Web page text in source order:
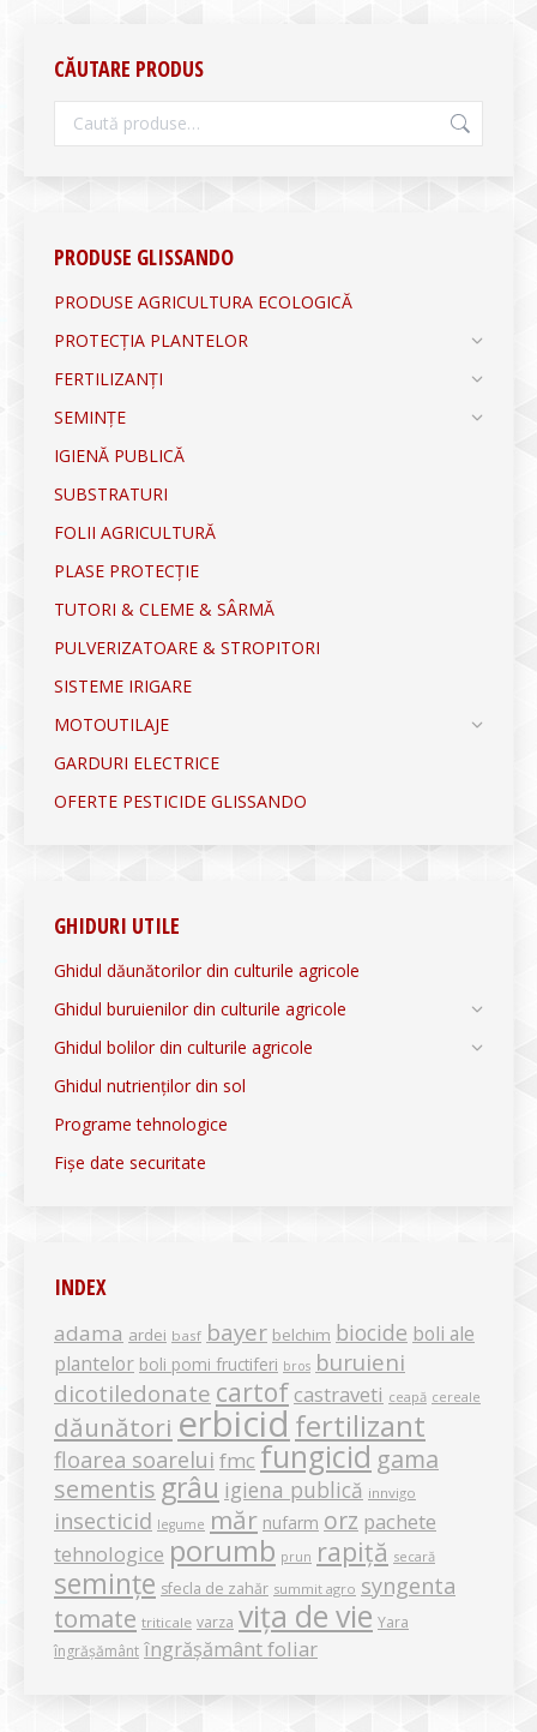
CĂUTARE PRODUS
PRODUSE GLISSANDO
PRODUSE AGRICULTURA ECOLOGICĂ
PROTECȚIA PLANTELOR
FERTILIZANȚI
SEMINȚE
IGIENĂ PUBLICĂ
SUBSTRATURI
FOLII AGRICULTURĂ
PLASE PROTECȚIE
TUTORI & CLEME & SÂRMĂ
PULVERIZATOARE & STROPITORI
SISTEME IRIGARE
MOTOUTILAJE
GARDURI ELECTRICE
OFERTE PESTICIDE GLISSANDO
GHIDURI UTILE
Ghidul dăunătorilor din culturile agricole
Ghidul buruienilor din culturile agricole
Ghidul bolilor din culturile agricole
Ghidul nutrienților din sol
Programe tehnologice
Fișe date securitate
INDEX
adama ardei basf bayer belchim biocide boli ale
plantelor boli pomi fructiferi bros buruieni
dicotiledonate cartof castraveti ceapă cereale
dăunători erbicid fertilizant
floarea soarelui fmc fungicid gama
sementis grâu igiena publică innvigo
insecticid legume măr nufarm orz pachete
tehnologice porumb prun rapiță secară
semințe sfecla de zahăr summit agro syngenta
tomate triticale varza vița de vie Yara
îngrășământ îngrășământ foliar